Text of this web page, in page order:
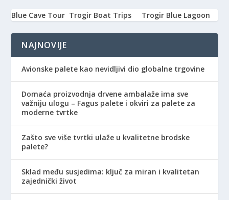
Blue Cave Tour Trogir Boat Trips Trogir Blue Lagoon
NAJNOVIJE
Avionske palete kao nevidljivi dio globalne trgovine
Domaća proizvodnja drvene ambalaže ima sve
važniju ulogu – Fagus palete i okviri za palete za
moderne tvrtke
Zašto sve više tvrtki ulaže u kvalitetne brodske
palete?
Sklad među susjedima: ključ za miran i kvalitetan
zajednički život